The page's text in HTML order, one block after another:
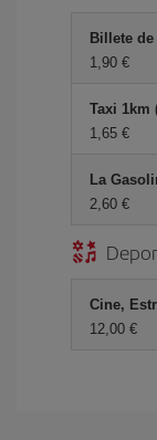
Billete
1,90 €
Taxi 1km
1,65 €
La
2,60 €
Cine,
12,00 €